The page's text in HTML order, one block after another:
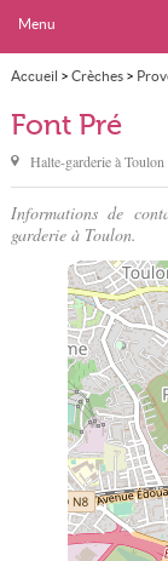
Menu
Accueil > Crèches>
Font Pré
Halte-garderie àToulon
Informations de
garderie à Toulon.